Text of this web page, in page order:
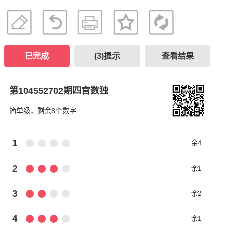
已完成 (3)提示 查看结果
第104552702期四宫数独
简单级，剩余8个数字
1 余4
2 余1
3 余2
4 余1